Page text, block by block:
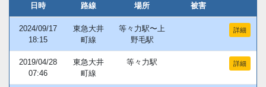
日時 路線 場所 被害
2024/09/17
18:15
東急大井
町線
等々力駅〜上
野毛駅
詳細
2019/04/28
07:46
東急大井
町線
等々力駅 詳細